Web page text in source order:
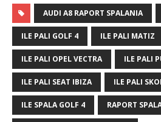
AUDI A8 RAPORT SPALANIA
ILE PALI GOLF 4 ILE PALI MATIZ
ILE PALI OPEL VECTRA ILE PALI
ILE PALI SEAT IBIZA ILE PALI
ILE SPALA GOLF 4 RAPORT